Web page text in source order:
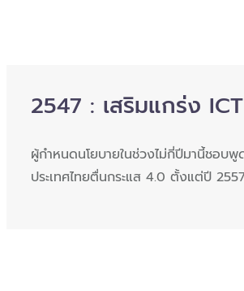
2547 : เสริมแกร่ง
ผู้กำหนดนโยบายในช่วงไม่กี่ปีมานี้ชอบพู
ประเทศไทยตื่นกระแส 4.0 ตั้งแต่ปี